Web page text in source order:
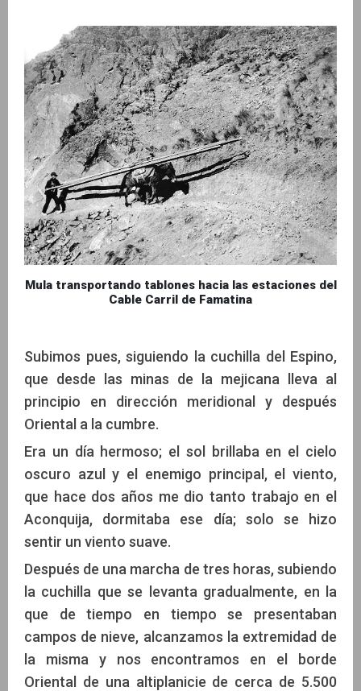
Mula transportando tablones hacia las estaciones del
Cable Carril de Famatina
Subimos pues, siguiendo la cuchilla del Espino,
que desde las minas de la mejicana lleva al
principio en dirección meridional y después
Oriental a la cumbre.
Era un día hermoso; el sol brillaba en el cielo
oscuro azul y el enemigo principal, el viento,
que hace dos años me dio tanto trabajo en el
Aconquija, dormitaba ese día; solo se hizo
sentir un viento suave.
Después de una marcha de tres horas, subiendo
la cuchilla que se levanta gradualmente, en la
que de tiempo en tiempo se presentaban
campos de nieve, alcanzamos la extremidad de
la misma y nos encontramos en el borde
Oriental de una altiplanicie de cerca de 5.500